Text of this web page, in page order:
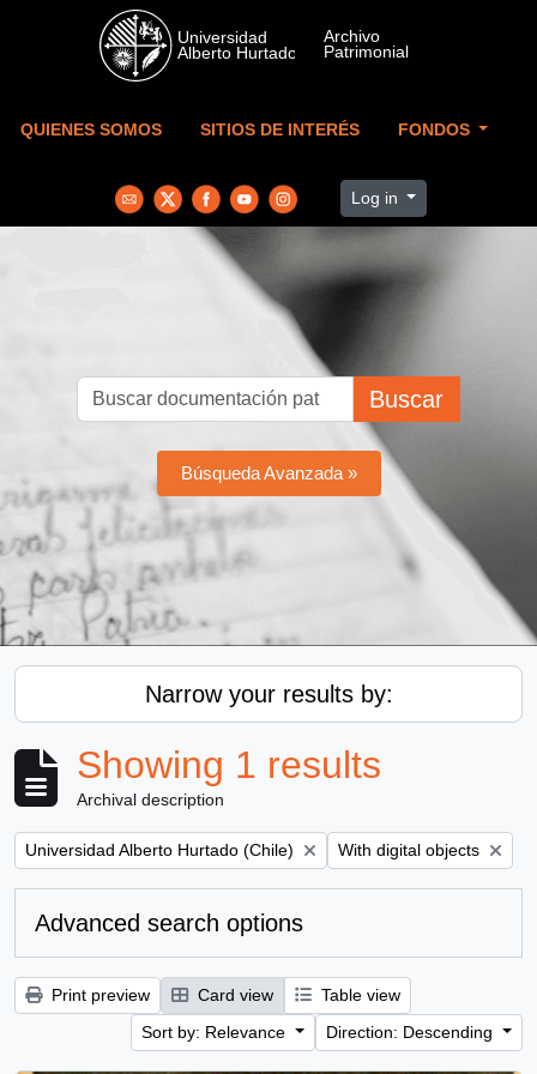
Skip to main content
QUIENES SOMOS SITIOS DE INTERÉS FONDOS
Log in
Buscar
Búsqueda Avanzada »
Narrow your results by:
Showing 1 results
Archival description
Remove filter:
Universidad Alberto Hurtado (Chile) Remove filter:
With digital objects
Advanced search options
Print preview Card view
Table view
Sort by: Relevance
Direction: Descending